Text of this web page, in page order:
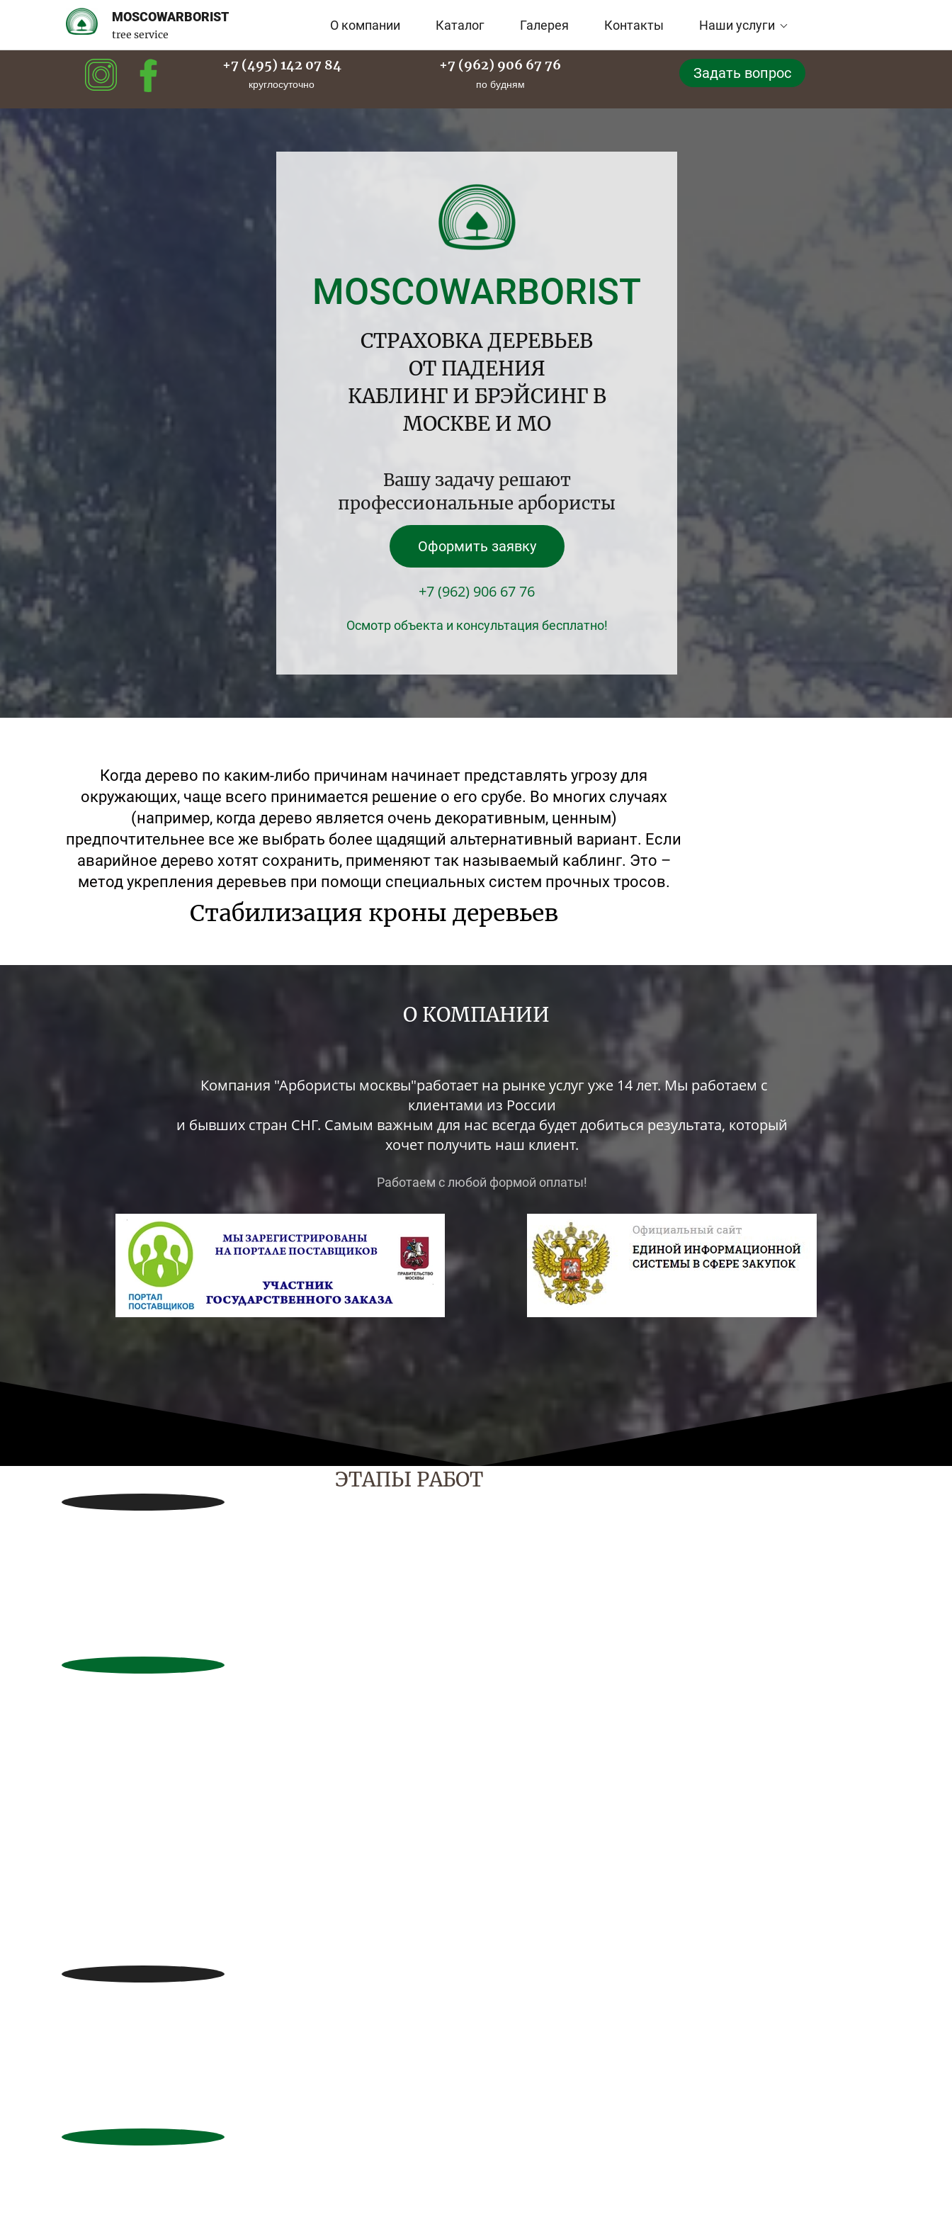
MOSCOWARBORIST
tree service
О компании Каталог Галерея Контакты Наши услуги
+7 (495) 142 07 84
круглосуточно
+7 (962) 906 67 76
по будням
Задать вопрос
MOSCOWARBORIST
СТРАХОВКА ДЕРЕВЬЕВ
ОТ ПАДЕНИЯ
КАБЛИНГ И БРЭЙСИНГ В
МОСКВЕ И МО
Вашу задачу решают
профессиональные арбористы
Оформить заявку
+7 (962) 906 67 76
Осмотр объекта и консультация бесплатно!
Когда дерево по каким-либо причинам начинает представлять угрозу для
окружающих, чаще всего принимается решение о его срубе. Во многих случаях
(например, когда дерево является очень декоративным, ценным)
предпочтительнее все же выбрать более щадящий альтернативный вариант. Если
аварийное дерево хотят сохранить, применяют так называемый каблинг. Это –
метод укрепления деревьев при помощи специальных систем прочных тросов.
Стабилизация кроны деревьев
О КОМПАНИИ
Компания "Арбористы москвы"работает на рынке услуг уже 14 лет. Мы работаем с
клиентами из России
и бывших стран СНГ. Самым важным для нас всегда будет добиться результата, который
хочет получить наш клиент.
Работаем с любой формой оплаты!
ЭТАПЫ РАБОТ